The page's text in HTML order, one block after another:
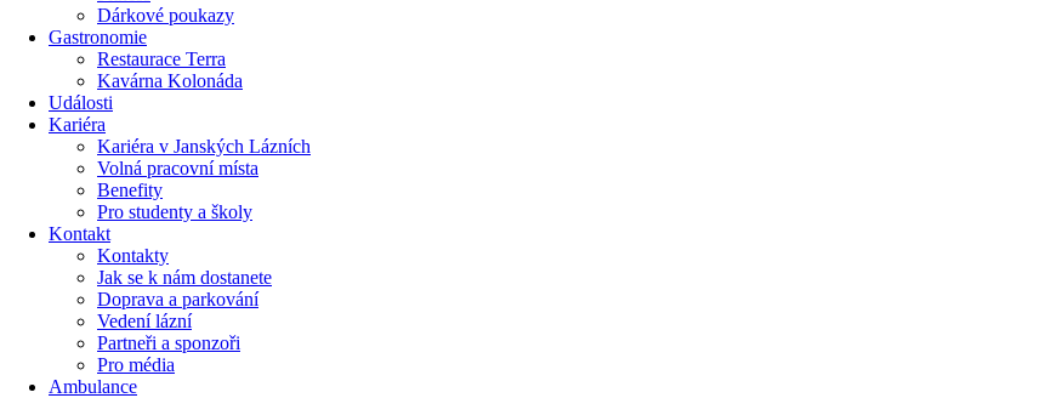
Dárkové poukazy​
Gastronomie
Restaurace Terra
Kavárna Kolonáda
Události
Kariéra
Kariéra v Janských Lázních
Volná pracovní místa
Benefity
Pro studenty a školy
Kontakt
Kontakty
Jak se k nám dostanete
Doprava a parkování
Vedení lázní
Partneři a sponzoři
Pro média
Ambulance